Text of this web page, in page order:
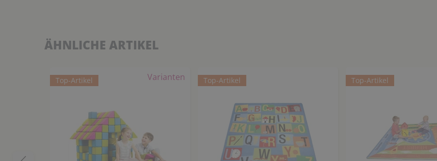
ÄHNLICHE ARTIKEL
Varianten
Top-Artikel Top-Artikel Top-Artikel